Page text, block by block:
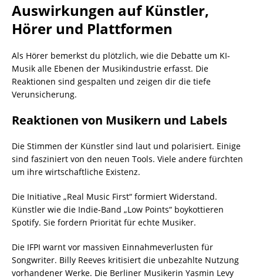
Auswirkungen auf Künstler,
Hörer und Plattformen
Als Hörer bemerkst du plötzlich, wie die Debatte um KI-
Musik alle Ebenen der Musikindustrie erfasst. Die
Reaktionen sind gespalten und zeigen dir die tiefe
Verunsicherung.
Reaktionen von Musikern und Labels
Die Stimmen der Künstler sind laut und polarisiert. Einige
sind fasziniert von den neuen Tools. Viele andere fürchten
um ihre wirtschaftliche Existenz.
Die Initiative „Real Music First“ formiert Widerstand.
Künstler wie die Indie-Band „Low Points“ boykottieren
Spotify. Sie fordern Priorität für echte Musiker.
Die IFPI warnt vor massiven Einnahmeverlusten für
Songwriter. Billy Reeves kritisiert die unbezahlte Nutzung
vorhandener Werke. Die Berliner Musikerin Yasmin Levy